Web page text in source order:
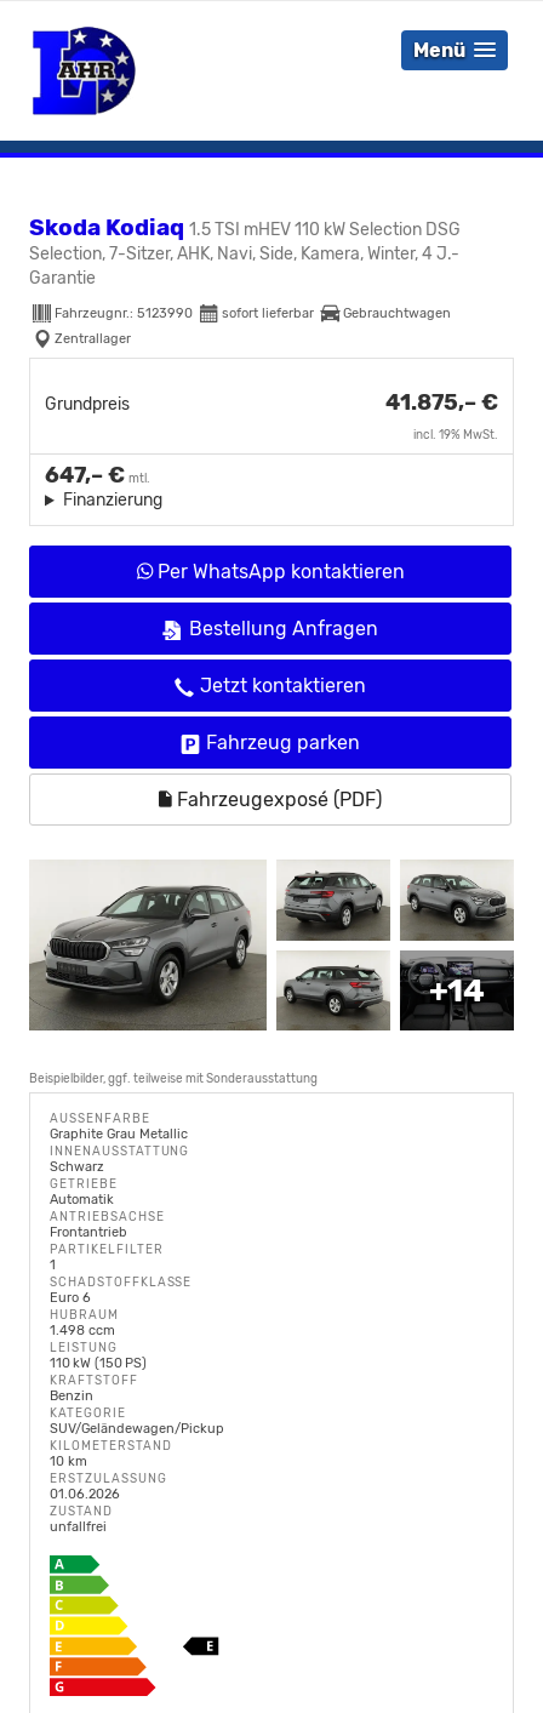
Menü
Skoda Kodiaq 1.5 TSI mHEV 110 kW Selection DSG
Selection, 7-Sitzer, AHK, Navi, Side, Kamera, Winter, 4 J.-
Garantie
Fahrzeugnr.: 5123990 sofort lieferbar
Gebrauchtwagen
Zentrallager
Grundpreis 41.875,– €
incl. 19% MwSt.
647,– € mtl.
Finanzierung
Per WhatsApp kontaktieren
Bestellung Anfragen
Jetzt kontaktieren
Fahrzeug parken
Fahrzeugexposé (PDF)
+14
Beispielbilder, ggf. teilweise mit Sonderausstattung
AUSSENFARBE
Graphite Grau Metallic
INNENAUSSTATTUNG
Schwarz
GETRIEBE
Automatik
ANTRIEBSACHSE
Frontantrieb
PARTIKELFILTER
1
SCHADSTOFFKLASSE
Euro 6
HUBRAUM
1.498 ccm
LEISTUNG
110 kW (150 PS)
KRAFTSTOFF
Benzin
KATEGORIE
SUV/Geländewagen/Pickup
KILOMETERSTAND
10 km
ERSTZULASSUNG
01.06.2026
ZUSTAND
unfallfrei